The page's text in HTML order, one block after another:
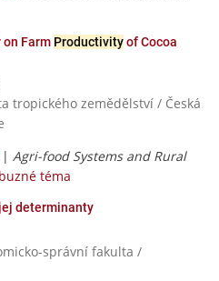
on Farm Productivityof Cocoa
tropického zemědělství / Česká
| Agri-food Systems and Rural
téma
determinanty
správní fakulta /